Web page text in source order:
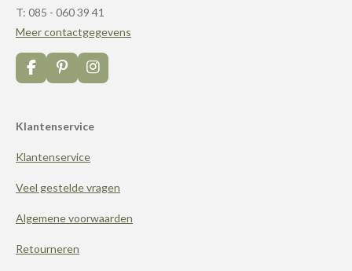
T: 085 - 060 39 41
Meer contactgegevens
F
a
b
o
P
i
e
e
t
I
n
a
m
Klantenservice
Klantenservice
Veel gestelde vragen
Algemene voorwaarden
Retourneren